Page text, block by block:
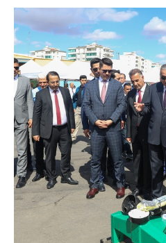
proje vatandaşların
hizmetine sunuldu